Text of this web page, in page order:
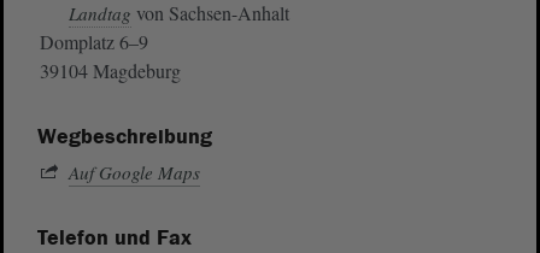
Landtag von Sachsen-Anhalt
Domplatz 6–9
39104 Magdeburg
Wegbeschreibung
Auf Google Maps
Telefon und Fax